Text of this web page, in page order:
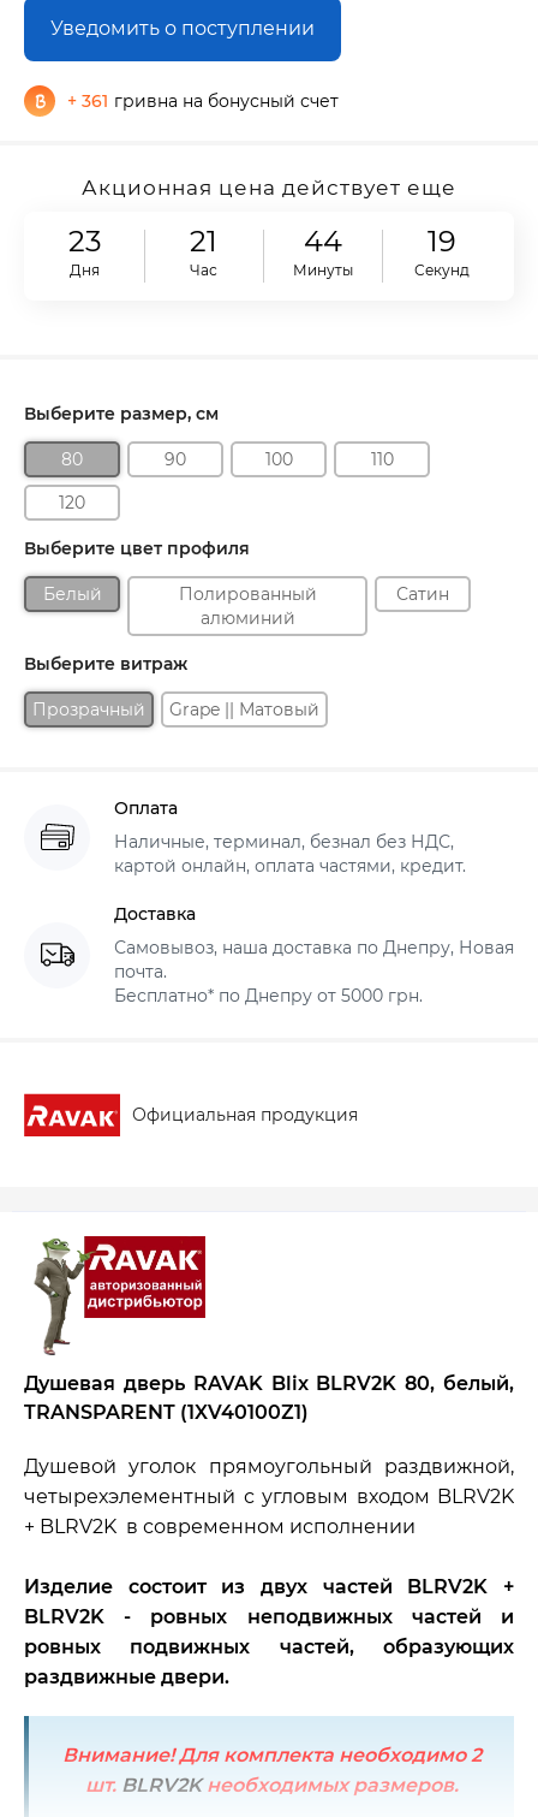
Уведомить о поступлении
+ 361 гривна на бонусный счет
Акционная цена действует еще
23
Дня
21
Час
44
Минуты
18
Секунд
Выберите размер, см
80 90 100
110
120
Выберите цвет профиля
Белый
Полированный
алюминий
Сатин
Выберите витраж
Прозрачный Grape || Матовый
Оплата
Наличные, терминал, безнал без НДС,
картой онлайн, оплата частями, кредит.
Доставка
Самовывоз, наша доставка по Днепру, Новая
почта.
Бесплатно* по Днепру от 5000 грн.
Официальная продукция
Душевая дверь RAVAK Blix BLRV2K 80, белый,
TRANSPARENT (1XV40100Z1)
Душевой уголок прямоугольный раздвижной,
четырехэлементный с угловым входом BLRV2K
+ BLRV2K в современном исполнении
Изделие состоит из двух частей BLRV2K +
BLRV2K - ровных неподвижных частей и
ровных подвижных частей, образующих
раздвижные двери.
Внимание! Для комплекта необходимо 2
шт. BLRV2Kнеобходимых размеров.